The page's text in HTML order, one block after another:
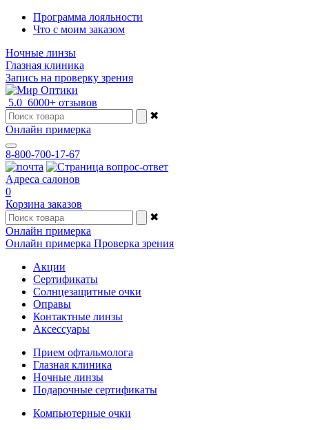
Программа лояльности
Что с моим заказом
Ночные линзы
Глазная клиника
Запись на проверку зрения
5.0 6000+ отзывов
✖
Онлайн примерка
8-800-700-17-67
Адреса салонов
0
Корзина заказов
✖
Онлайн примерка
Онлайн примерка Проверка зрения
Акции
Сертификаты
Солнцезащитные очки
Оправы
Контактные линзы
Аксессуары
Прием офтальмолога
Глазная клиника
Ночные линзы
Подарочные сертификаты
Компьютерные очки